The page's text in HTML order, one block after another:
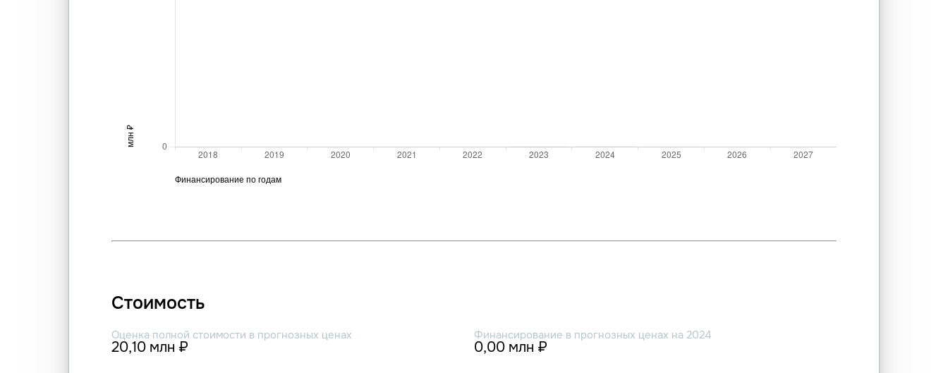
Стоимость
Оценка полной стоимости в прогнозных ценах
20,10 млн ₽
Финансирование в прогнозных ценах на 2024
0,00 млн ₽